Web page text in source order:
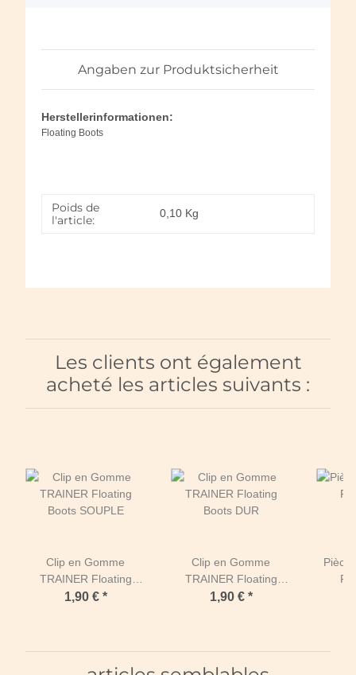
Angaben zur Produktsicherheit
Herstellerinformationen:
Floating Boots
Poids de
l'article:
0,10 Kg
Les clients ont également
acheté les articles suivants :
Clip en Gomme
TRAINER Floating
Boots SOUPLE
1,90 € *
Clip en Gomme
TRAINER Floating
Boots DUR
1,90 € *